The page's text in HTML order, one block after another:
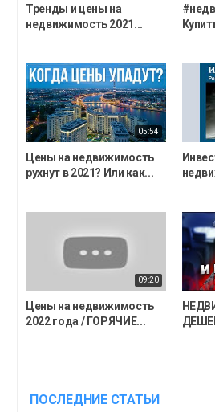
Тренды и цены на
недвижимость 2021...
05:54
Цены на недвижимость
рухнут в 2021? Или как...
09:20
Цены на недвижимость
2022 года / ГОРЯЧИЕ...
ПОСЛЕДНИЕ СТАТЬИ